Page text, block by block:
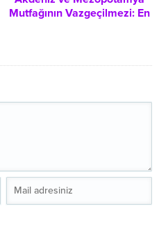
Mutfağının Vazgeçilmezi: En